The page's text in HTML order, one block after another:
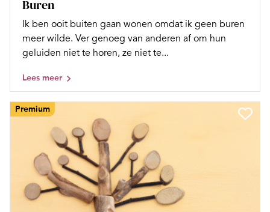
Buren
Ik ben ooit buiten gaan wonen omdat ik geen buren
meer wilde. Ver genoeg van anderen af om hun
geluiden niet te horen, ze niet te...
Lees meer
Premium